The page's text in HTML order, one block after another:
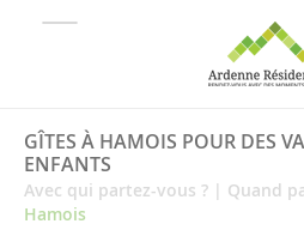
GÎTES À HAMOIS POUR DES
ENFANTS
Avec qui partez-vous ? | Quand
Hamois